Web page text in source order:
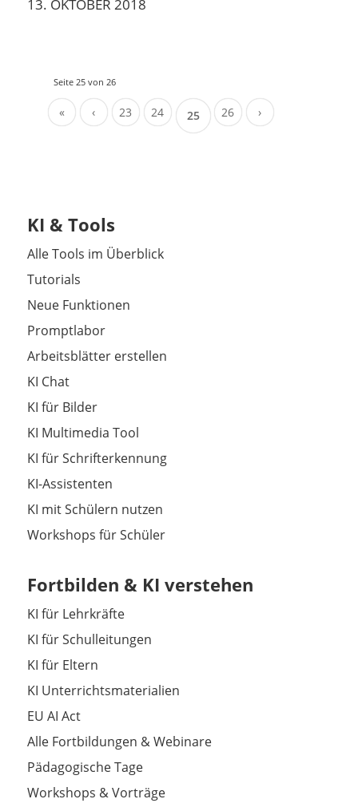
13. OKTOBER 2018
Seite 25 von 26
« ‹ 23 24 25 26 ›
KI & Tools
Alle Tools im Überblick
Tutorials
Neue Funktionen
Promptlabor
Arbeitsblätter erstellen
KI Chat
KI für Bilder
KI Multimedia Tool
KI für Schrifterkennung
KI-Assistenten
KI mit Schülern nutzen
Workshops für Schüler
Fortbilden & KI verstehen
KI für Lehrkräfte
KI für Schulleitungen
KI für Eltern
KI Unterrichtsmaterialien
EU AI Act
Alle Fortbildungen & Webinare
Pädagogische Tage
Workshops & Vorträge